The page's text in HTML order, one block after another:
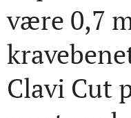
være 0,7
Clavi Cut